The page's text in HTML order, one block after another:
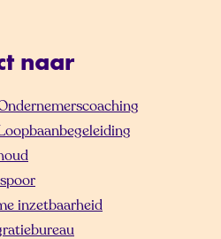
naar
inzetbaarheid